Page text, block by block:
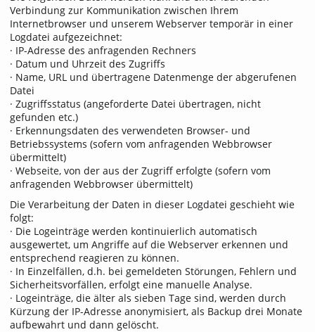
Verbindung zur Kommunikation zwischen Ihrem
Internetbrowser und unserem Webserver temporär in einer
Logdatei aufgezeichnet:
· IP-Adresse des anfragenden Rechners
· Datum und Uhrzeit des Zugriffs
· Name, URL und übertragene Datenmenge der abgerufenen
Datei
· Zugriffsstatus (angeforderte Datei übertragen, nicht
gefunden etc.)
· Erkennungsdaten des verwendeten Browser- und
Betriebssystems (sofern vom anfragenden Webbrowser
übermittelt)
· Webseite, von der aus der Zugriff erfolgte (sofern vom
anfragenden Webbrowser übermittelt)
Die Verarbeitung der Daten in dieser Logdatei geschieht wie
folgt:
· Die Logeinträge werden kontinuierlich automatisch
ausgewertet, um Angriffe auf die Webserver erkennen und
entsprechend reagieren zu können.
· In Einzelfällen, d.h. bei gemeldeten Störungen, Fehlern und
Sicherheitsvorfällen, erfolgt eine manuelle Analyse.
· Logeinträge, die älter als sieben Tage sind, werden durch
Kürzung der IP-Adresse anonymisiert, als Backup drei Monate
aufbewahrt und dann gelöscht.